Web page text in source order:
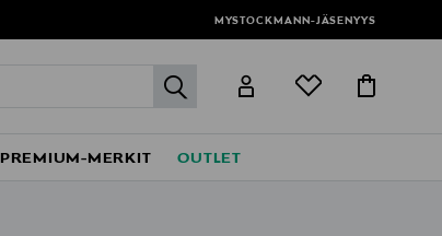
MYSTOCKMANN-JÄSENYYS
label.header.go
PREMIUM-MERKIT OUTLET